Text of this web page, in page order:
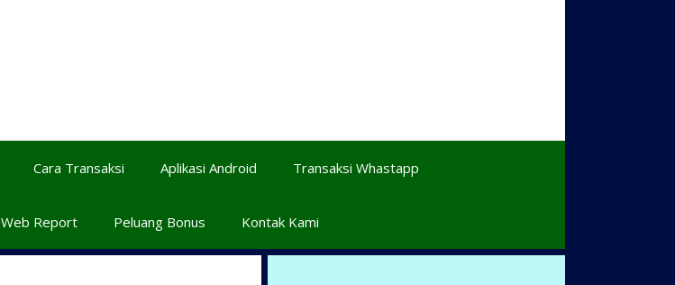
Cara Transaksi Aplikasi Android Transaksi Whastapp
Web Report Peluang Bonus Kontak Kami